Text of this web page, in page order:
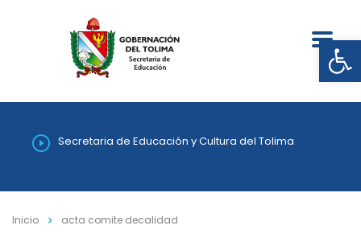
Secretaria de Educación y Cultura del Tolima
Inicio acta comite decalidad